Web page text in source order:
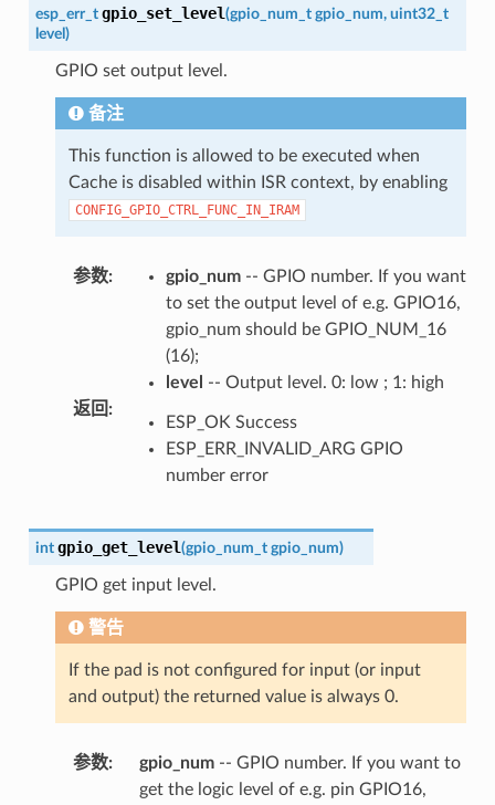
esp_err_t gpio_set_level(gpio_num_t gpio_num, uint32_t
level )
GPIO set output level.
备注
This function is allowed to be executed when
Cache is disabled within ISR context, by enabling
CONFIG_GPIO_CTRL_FUNC_IN_IRAM
参数: gpio_num-- GPIO number. If you want
to set the output level of e.g. GPIO16,
gpio_num should be GPIO_NUM_16
(16);
level
-- Output level. 0: low ; 1: high
返回 :
ESP_OK Success
ESP_ERR_INVALID_ARG GPIO
number error
int gpio_get_level(gpio_num_t gpio_num)
GPIO get input level.
警告
If the pad is not configured for input (or input
and output) the returned value is always 0.
参数: gpio_num-- GPIO number. If you want to
get the logic level of e.g. pin GPIO16,